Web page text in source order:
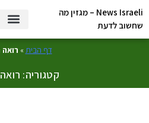
News Israeli – מגזין מה
שחשוב לדעת
דף הבית» רואה
קטגוריה: